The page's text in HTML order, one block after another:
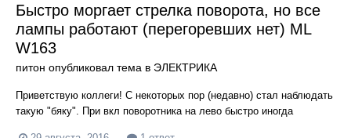
Быстро моргает стрелка поворота, но все
лампы работают (перегоревших нет) ML
W163
питон опубликовал тема в ЭЛЕКТРИКА
Приветствую коллеги! С некоторых пор (недавно) стал наблюдать
такую "бяку". При вкл поворотника на лево быстро иногда